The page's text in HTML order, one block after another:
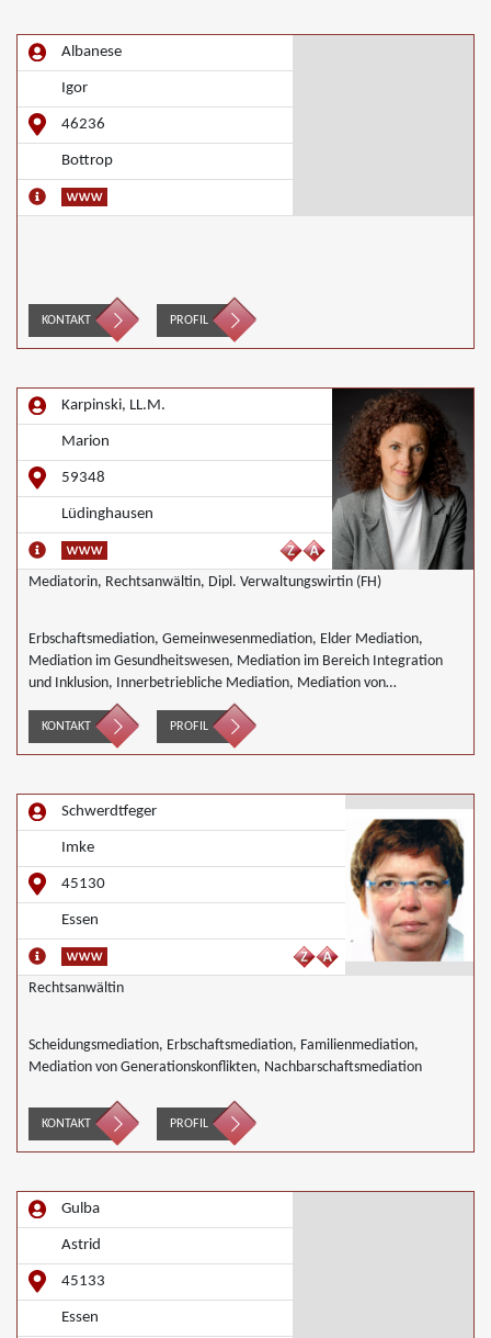
Albanese
Igor
46236
Bottrop
KONTAKT PROFIL
Karpinski, LL.M.
Marion
59348
Lüdinghausen
Mediatorin, Rechtsanwältin, Dipl. Verwaltungswirtin (FH)
Erbschaftsmediation, Gemeinwesenmediation, Elder Mediation,
Mediation im Gesundheitswesen, Mediation im Bereich Integration
und Inklusion, Innerbetriebliche Mediation, Mediation von
Generationskonflikten, Mediation bei Gesellschafterkonflikten,
Mediation bei Team- und Gruppenkonflikten, Mediation von
Unternehmensnachfolgen, Nachbarschaftsmediation, Schulmediation,
KONTAKT PROFIL
Schwerdtfeger
Imke
45130
Essen
Rechtsanwältin
Scheidungsmediation, Erbschaftsmediation, Familienmediation,
Mediation von Generationskonflikten, Nachbarschaftsmediation
KONTAKT PROFIL
Gulba
Astrid
45133
Essen